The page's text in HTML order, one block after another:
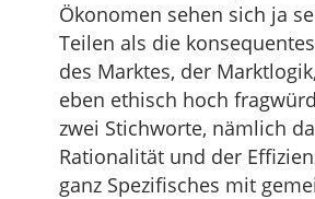
Ökonomen sehen sich ja
Teilen als die
des Marktes, der
eben ethisch hoch
zwei Stichworte, nämlich
Rationalität und der
ganz Spezifisches mit